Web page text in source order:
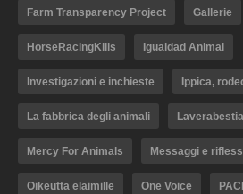
Farm Transparency Project Gallerie
HorseRacingKills Igualdad Animal
Investigazioni e inchieste Ippica,
La fabbrica degli animali Laverabestia
Mercy For Animals Messaggi e
Oikeutta eläimille One Voice